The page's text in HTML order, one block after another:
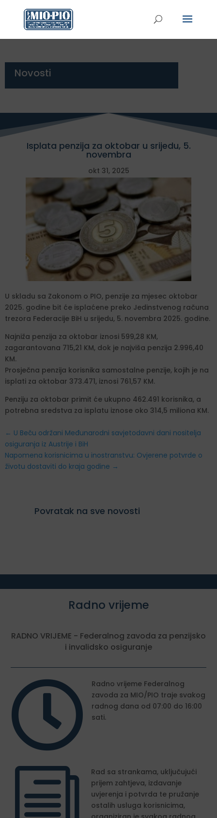
Novosti
Isplata penzija za oktobar u srijedu, 5.
novembra
okt 31, 2025
U skladu sa Zakonom o PIO, penzije za mjesec oktobar
2025. godine bit će isplaćene preko Jedinstvenog računa
trezora Federacije BiH u srijedu, 5. novembra 2025. godine.
Najniža penzija za oktobar iznosi 599,28 KM,
zagarantovana 715,21 KM, dok je najviša penzija 2.996,40
KM.
Prosječna penzija korisnika samostalne penzije, kojih je na
isplati za oktobar 373.471, iznosi 761,57 KM.
Penziju za oktobar primit će ukupno 462.491 korisnika, a
potrebna sredstva za isplatu iznose oko 314,5 miliona KM.
← U Beču održani Međunarodni savjetodavni dani nositelja
osiguranja iz Austrije i BiH
Napomena korisnicima u inostranstvu: Ovjerene potvrde o
životu dostaviti do kraja godine →
Povratak na sve novosti
Radno vrijeme
RADNO VRIJEME - Federalnog zavoda za penzijsko
i invalidsko osiguranje

Radno vrijeme Federalnog
zavoda za MIO/PIO traje svakog
radnog dana od 07:00 do 16:00
sati.
Rad sa strankama, uključujući
prijem zahtjeva, izdavanje
uvjerenja i potvrda te pružanje
ostalih usluga korisnicima,